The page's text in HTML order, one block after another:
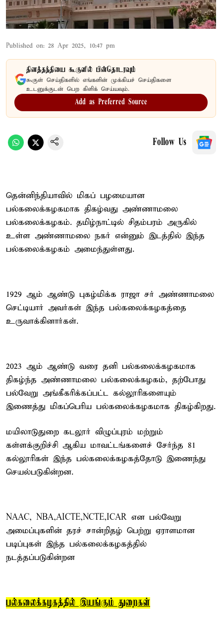
Published on: 28 Apr 2025, 10:47 pm
தினத்தந்தியை கூகுளில் பின்தொடரவும்
கூகுள் செய்திகளில் எங்களின் முக்கியச் செய்திகளை
உடனுக்குடன் பெற கிளிக் செய்யவும்.
Add as Preferred Source
Follow Us
தென்னிந்தியாவில் மிகப் பழமையான
பல்கலைக்கழகமாக திகழ்வது அண்ணாமலை
பல்கலைக்கழகம். தமிழ்நாட்டில் சிதம்பரம் அருகில்
உள்ள அண்ணாமலை நகர் என்னும் இடத்தில் இந்த
பல்கலைக்கழகம் அமைந்துள்ளது.
1929 ஆம் ஆண்டு புகழ்மிக்க ராஜா சர் அண்ணாமலை
செட்டியார் அவர்கள் இந்த பல்கலைக்கழகத்தை
உருவாக்கினார்கள்.
2023 ஆம் ஆண்டு வரை தனி பல்கலைக்கழகமாக
திகழ்ந்த அண்ணாமலை பல்கலைக்கழகம், தற்போது
பல்வேறு அங்கீகரிக்கப்பட்ட கல்லூரிகளையும்
இணைத்து மிகப்பெரிய பல்கலைக்கழகமாக திகழ்கிறது.
மயிலாடுதுறை கடலூர் விழுப்புரம் மற்றும்
கள்ளக்குறிச்சி ஆகிய மாவட்டங்களைச் சேர்ந்த 81
கல்லூரிகள் இந்த பல்கலைக்கழகத்தோடு இணைந்து
செயல்படுகின்றன.
NAAC, NBA,AICTE,NCTE,ICAR என பல்வேறு
அமைப்புகளின் தரச் சான்றிதழ் பெற்று ஏராளமான
படிப்புகள் இந்த பல்கலைக்கழகத்தில்
நடத்தப்படுகின்றன
பல்கலைக்கழகத்தில் இயங்கும் துறைகள்